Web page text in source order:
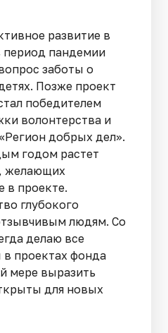
развитие в
период пандемии
заботы о
Позже проект
победителем
волонтерства и
добрых дел».
годом растет
желающих
в проекте.
глубокого
людям. Со
делаю все
проектах фонда
мере выразить
для новых